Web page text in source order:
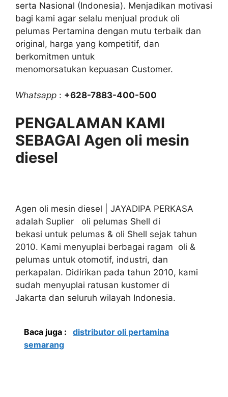
serta Nasional (Indonesia). Menjadikan motivasi
bagi kami agar selalu menjual produk oli
pelumas Pertamina dengan mutu terbaik dan
original, harga yang kompetitif, dan
berkomitmen untuk
menomorsatukan kepuasan Customer.
Whatsapp : +628-7883-400-500
PENGALAMAN KAMI
SEBAGAI Agen oli mesin
diesel
Agen oli mesin diesel | JAYADIPA PERKASA
adalah Suplier oli pelumas Shell di
bekasi untuk pelumas & oli Shell sejak tahun
2010. Kami menyuplai berbagai ragam oli &
pelumas untuk otomotif, industri, dan
perkapalan. Didirikan pada tahun 2010, kami
sudah menyuplai ratusan kustomer di
Jakarta dan seluruh wilayah Indonesia.
Baca juga :
distributor oli pertamina
semarang